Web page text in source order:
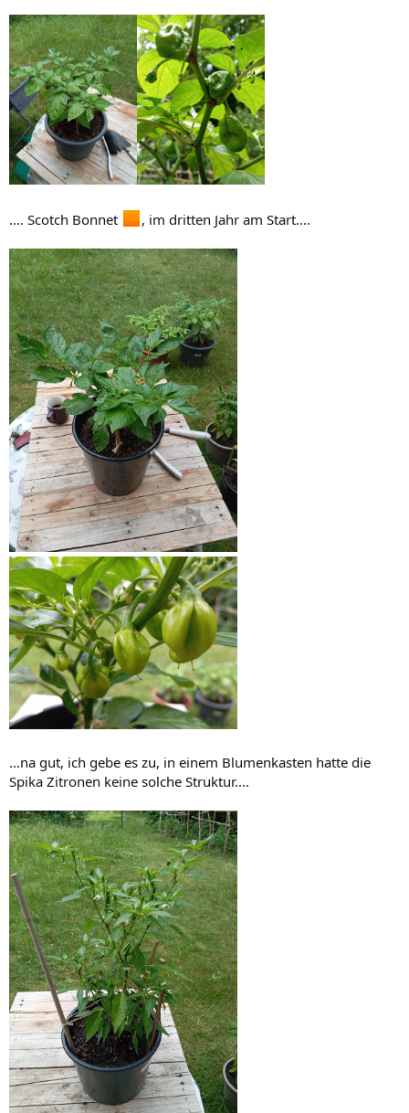
.... Scotch Bonnet , im dritten Jahr am Start....
...na gut, ich gebe es zu, in einem Blumenkasten hatte die
Spika Zitronen keine solche Struktur....